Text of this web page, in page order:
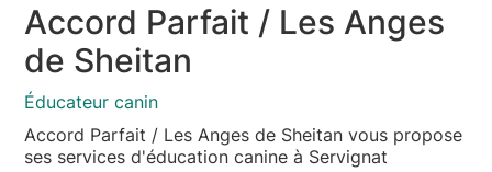
Accord Parfait / Les Anges
de Sheitan
Éducateur canin
Accord Parfait / Les Anges de Sheitan vous propose
ses services d'éducation canine à Servignat